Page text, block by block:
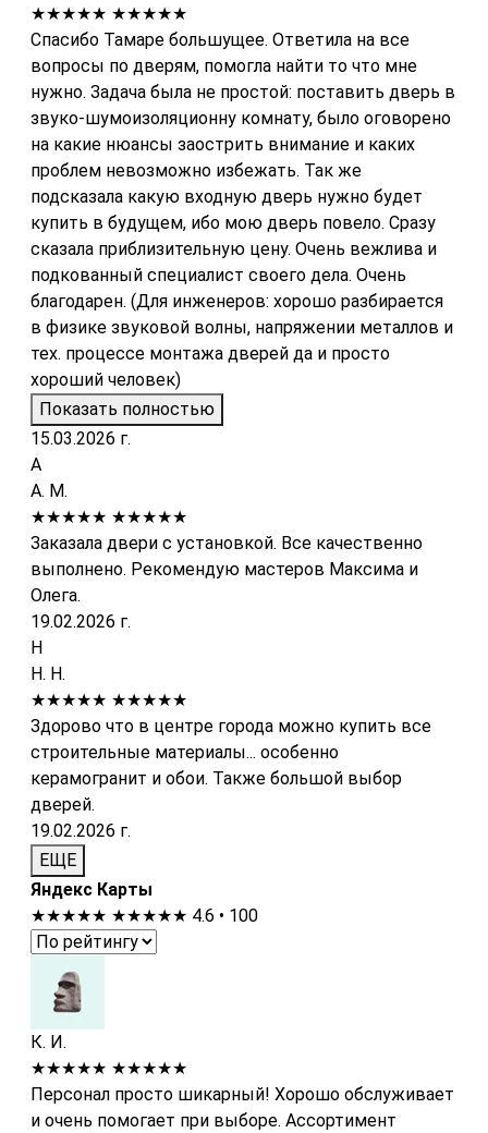
★★★★★ ★★★★★
Спасибо Тамаре большущее. Ответила на все
вопросы по дверям, помогла найти то что мне
нужно. Задача была не простой: поставить дверь в
звуко-шумоизоляционну комнату, было оговорено
на какие нюансы заострить внимание и каких
проблем невозможно избежать. Так же
подсказала какую входную дверь нужно будет
купить в будущем, ибо мою дверь повело. Сразу
сказала приблизительную цену. Очень вежлива и
подкованный специалист своего дела. Очень
благодарен. (Для инженеров: хорошо разбирается
в физике звуковой волны, напряжении металлов и
тех. процессе монтажа дверей да и просто
хороший человек)
Показать полностью
15.03.2026 г.
А
А. М.
★★★★★ ★★★★★
Заказала двери с установкой. Все качественно
выполнено. Рекомендую мастеров Максима и
Олега.
19.02.2026 г.
Н
Н. Н.
★★★★★ ★★★★★
Здорово что в центре города можно купить все
строительные материалы... особенно
керамогранит и обои. Также большой выбор
дверей.
19.02.2026 г.
ЕЩЕ
Яндекс Карты
★★★★★ ★★★★★ 4.6 • 100
К. И.
★★★★★ ★★★★★
Персонал просто шикарный! Хорошо обслуживает
и очень помогает при выборе. Ассортимент